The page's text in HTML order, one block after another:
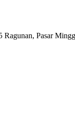
Pasar